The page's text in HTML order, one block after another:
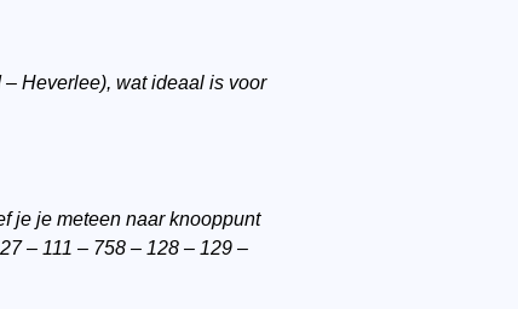
Heverlee), wat ideaal is voor
je je meteen naar knooppunt
– 111 – 758 – 128 – 129 –